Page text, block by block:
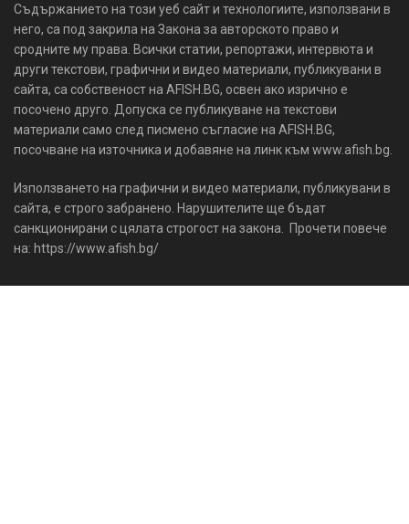
Съдържанието на този уеб сайт и технологиите, използвани в
него, са под закрила на Закона за авторското право и
сродните му права. Всички статии, репортажи, интервюта и
други текстови, графични и видео материали, публикувани в
сайта, са собственост на AFISH.BG, освен ако изрично е
посочено друго. Допуска се публикуване на текстови
материали само след писмено съгласие на AFISH.BG,
посочване на източника и добавяне на линк към www.afish.bg.
Използването на графични и видео материали, публикувани в
сайта, е строго забранено. Нарушителите ще бъдат
санкционирани с цялата строгост на закона. Прочети повече
на: https://www.afish.bg/